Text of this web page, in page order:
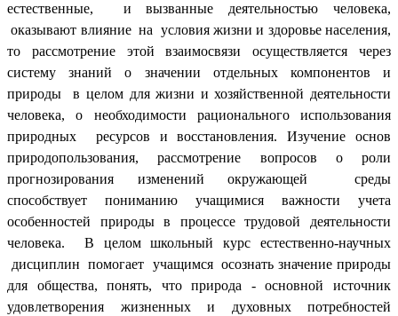
естественные, и вызванные деятельностью человека,
оказывают влияние на условия жизни и здоровье населения,
то рассмотрение этой взаимосвязи осуществляется через
систему знаний о значении отдельных компонентов и
природы в целом для жизни и хозяйственной деятельности
человека, о необходимости рационального использования
природных ресурсов и восстановления. Изучение основ
природопользования, рассмотрение вопросов о роли
прогнозирования изменений окружающей среды
способствует пониманию учащимися важности учета
особенностей природы в процессе трудовой деятельности
человека. В целом школьный курс естественно-научных
дисциплин помогает учащимся осознать значение природы
для общества, понять, что природа - основной источник
удовлетворения жизненных и духовных потребностей